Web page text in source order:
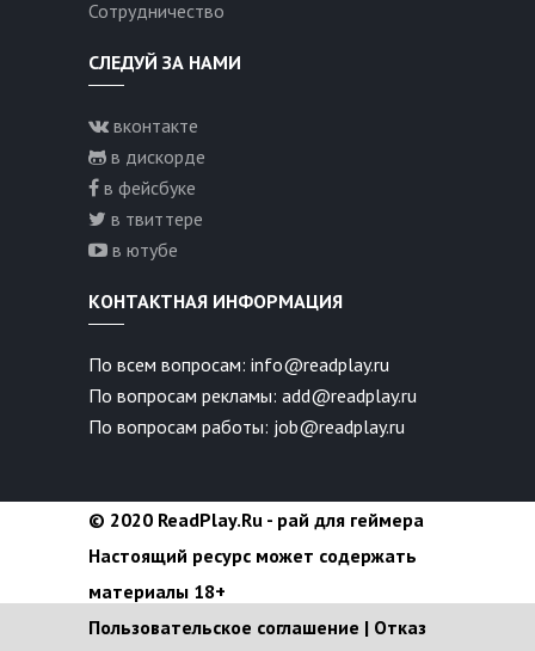
Сотрудничество
СЛЕДУЙ ЗА НАМИ
вконтакте
в дискорде
в фейсбуке
в твиттере
в ютубе
КОНТАКТНАЯ ИНФОРМАЦИЯ
По всем вопросам: info@readplay.ru
По вопросам рекламы: add@readplay.ru
По вопросам работы: job@readplay.ru
© 2020 ReadPlay.Ru - рай для геймера
Настоящий ресурс может содержать
материалы 18+
Пользовательское соглашение | Отказ